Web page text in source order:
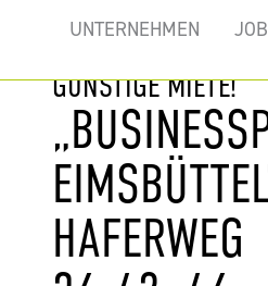
UNTERNEHMEN
IM HAMBURGER
GÜNSTIGE MIETE!
HAFERWEG